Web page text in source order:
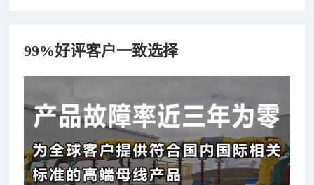
99%好评客户一致选择
182xxxx4350 秦女士 咨询了报价 7分钟前
156xxxx3534 郭先生 咨询了报价7分钟前
192xxxx2920 周先生 咨询了报价10分钟前